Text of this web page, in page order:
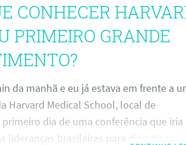
para escrever esse texto. Há certo
com educação financeira para jovens e,
CONHECER
PRIMEIRO GRANDE
da manhã e eu já estava em frente a
Harvard Medical School, local de
dia de uma conferência que iria
lideranças brasileiras para discutir o